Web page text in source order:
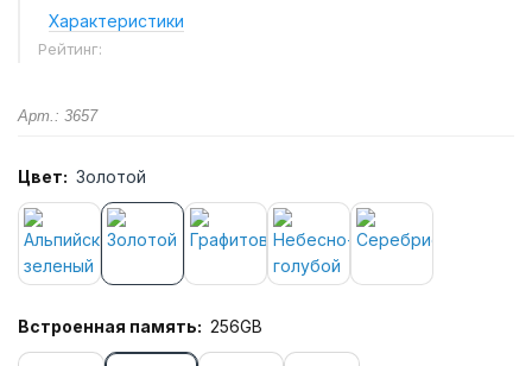
Характеристики
Рейтинг:
Арт.: 3657
Цвет: Золотой
Встроенная память: 256GB